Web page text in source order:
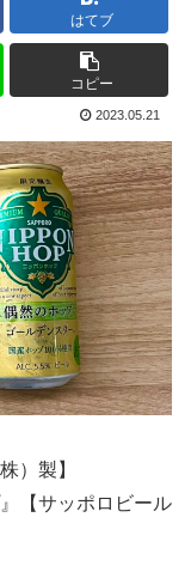
はてブ
コピー
2023.05.21
）製】
【サッポロビール